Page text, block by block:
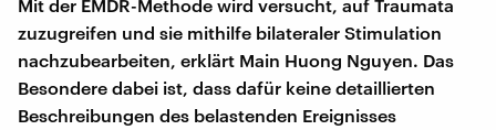
Mit der EMDR-Methode wird versucht, auf Traumata
zuzugreifen und sie mithilfe bilateraler Stimulation
nachzubearbeiten, erklärt Main Huong Nguyen. Das
Besondere dabei ist, dass dafür keine detaillierten
Beschreibungen des belastenden Ereignisses